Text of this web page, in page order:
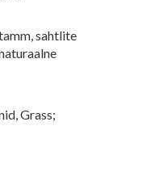
UUDISED
sahtlite
Grass;